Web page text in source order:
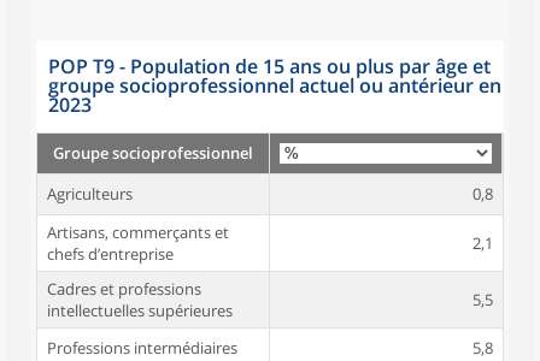
POP T9 - Population de 15 ans ou plus par âge et
groupe socioprofessionnel actuel ou antérieur en
2023
Groupe socioprofessionnel
Agriculteurs
0,8
Artisans, commerçants et
chefs d’entreprise
2,1
Cadres et professions
intellectuelles supérieures
5,5
Professions intermédiaires
5,8